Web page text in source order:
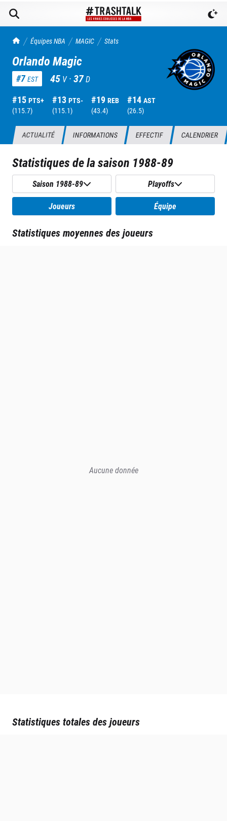
TrashTalk Actu NBA
Équipes NBA MAGIC Stats
Orlando Magic
#7 EST 45 V ·37D
#15 PTS+
(115.7)
#13 PTS-
(115.1)
#19 REB
(43.4)
#14 AST
(26.5)
ACTUALITÉ INFORMATIONS EFFECTIF CALENDRIER
Statistiques de la saison 1988-89
Saison 1988-89 Playoffs
Joueurs Équipe
Statistiques moyennes des joueurs
Aucune donnée
Statistiques totales des joueurs